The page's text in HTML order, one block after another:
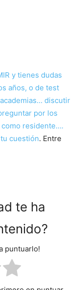
y tienes dudas
años, o de test
discutir
por los
residente….
cuestión. Entre
te ha
puntuarlo!